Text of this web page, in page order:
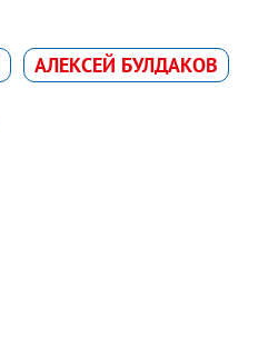
АЛЕКСЕЙ БУЛДАКОВ